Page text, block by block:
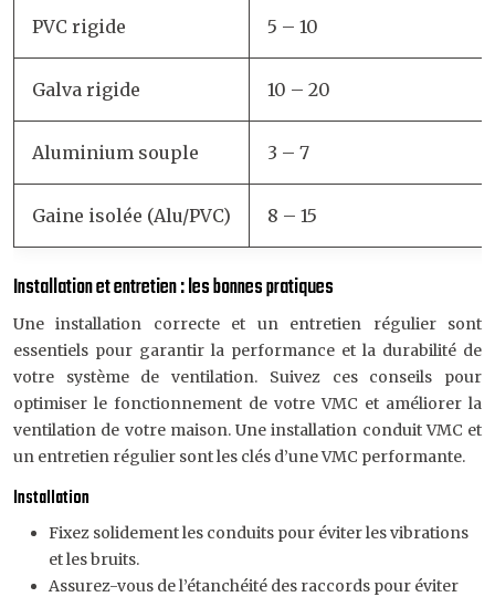
PVC rigide 5 – 10
Galva rigide 10 – 20
Aluminium souple 3 – 7
Gaine isolée (Alu/PVC) 8 – 15
Installation et entretien : les bonnes pratiques
Une installation correcte et un entretien régulier sont
essentiels pour garantir la performance et la durabilité de
votre système de ventilation. Suivez ces conseils pour
optimiser le fonctionnement de votre VMC et améliorer la
ventilation de votre maison. Une installation conduit VMC et
un entretien régulier sont les clés d’une VMC performante.
Installation
Fixez solidement les conduits pour éviter les vibrations
et les bruits.
Assurez-vous de l’étanchéité des raccords pour éviter